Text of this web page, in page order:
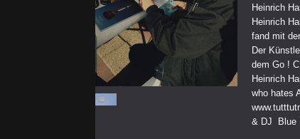
Heinrich
Heinrich
fand mit
Der
dem Go !
Heinrich
who hates
& DJ Blue